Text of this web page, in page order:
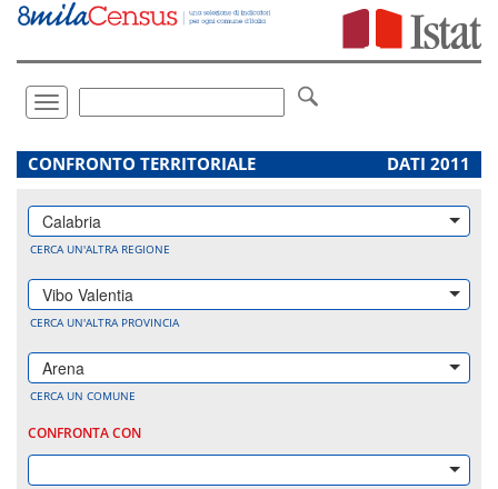
Vai
direttamente
Toggle
navigation
.
CONFRONTO TERRITORIALE DATI 2011
Calabria
CERCA UN'ALTRA REGIONE
Vibo Valentia
CERCA UN'ALTRA PROVINCIA
Arena
CERCA UN COMUNE
CONFRONTA CON